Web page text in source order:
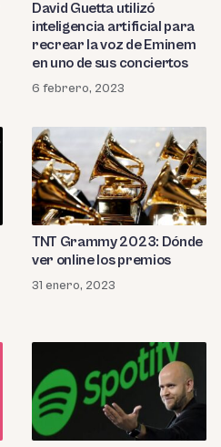
David Guetta utilizó
inteligencia artificial para
recrear la voz de Eminem
en uno de sus conciertos
6 febrero, 2023
TNT Grammy 2023: Dónde
ver online los premios
31 enero, 2023